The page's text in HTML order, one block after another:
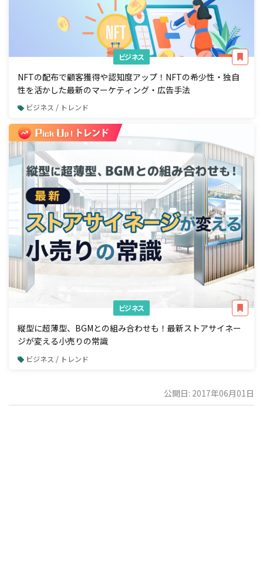
ビジネス
NFTの配布で顧客獲得や認知度アップ！NFTの希少性・独自
性を活かした最新のマーケティング・広告手法
ビジネス / トレンド
ビジネス
縦型に超薄型、BGMとの組み合わせも！最新ストアサイネー
ジが変える小売りの常識
ビジネス / トレンド
公開日: 2017年06月01日